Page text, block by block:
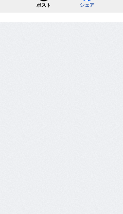
ポスト シェア